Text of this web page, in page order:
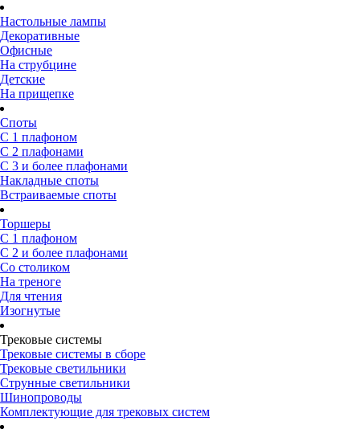
Настольные лампы
Декоративные
Офисные
На струбцине
Детские
На прищепке
Споты
С 1 плафоном
С 2 плафонами
С 3 и более плафонами
Накладные споты
Встраиваемые споты
Торшеры
С 1 плафоном
С 2 и более плафонами
Со столиком
На треноге
Для чтения
Изогнутые
Трековые системы
Трековые системы в сборе
Трековые светильники
Струнные светильники
Шинопроводы
Комплектующие для трековых систем